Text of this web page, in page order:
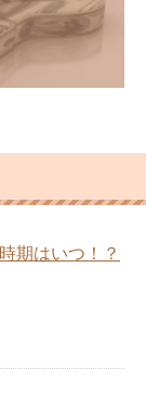
期はいつ！？